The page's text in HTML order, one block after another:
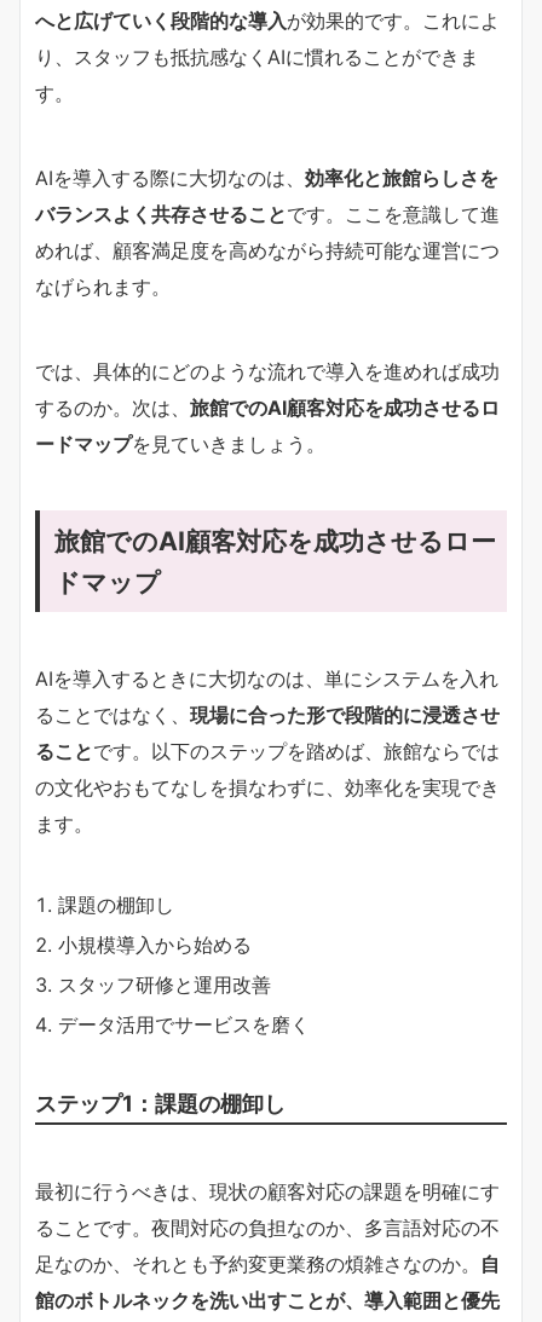
へと広げていく段階的な導入が効果的です。これによ
り、スタッフも抵抗感なくAIに慣れることができま
す。
AIを導入する際に大切なのは、 効率化と旅館らしさを
バランスよく共存させることです。ここを意識して進
めれば、顧客満足度を高めながら持続可能な運営につ
なげられます。
では、具体的にどのような流れで導入を進めれば成功
するのか。次は、 旅館でのAI顧客対応を成功させるロ
ードマップを見ていきましょう。
旅館でのAI顧客対応を成功させるロー
ドマップ
AIを導入するときに大切なのは、単にシステムを入れ
ることではなく、 現場に合った形で段階的に浸透させ
ることです。以下のステップを踏めば、旅館ならでは
の文化やおもてなしを損なわずに、効率化を実現でき
ます。
課題の棚卸し
小規模導入から始める
スタッフ研修と運用改善
データ活用でサービスを磨く
ステップ1：課題の棚卸し
最初に行うべきは、現状の顧客対応の課題を明確にす
ることです。夜間対応の負担なのか、多言語対応の不
足なのか、それとも予約変更業務の煩雑さなのか。 自
館のボトルネックを洗い出すことが、導入範囲と優先